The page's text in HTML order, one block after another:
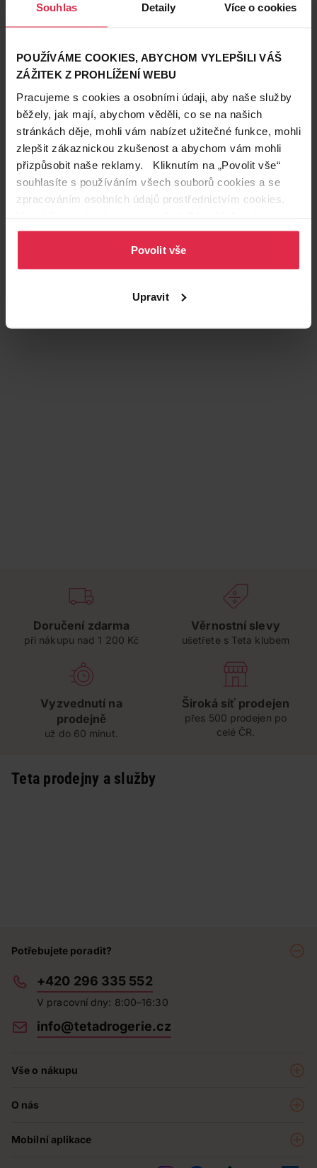
Souhlas Detaily Více o cookies
POUŽÍVÁME COOKIES, ABYCHOM VYLEPŠILI VÁŠ
ZÁŽITEK Z PROHLÍŽENÍ WEBU
Pracujeme s cookies a osobními údaji, aby naše služby
běžely, jak mají, abychom věděli, co se na našich
stránkách děje, mohli vám nabízet užitečné funkce, mohli
zlepšit zákaznickou zkušenost a abychom vám mohli
přizpůsobit naše reklamy. Kliknutím na „Povolit vše“
souhlasíte s používáním všech souborů cookies a se
zpracováním osobních údajů prostřednictvím cookies.
osobních údajů.
Povolit vše
Upravit
Zákazníci také často nakupují
Doručení zdarma
při nákupu nad 1 200 Kč
Věrnostní slevy
ušetřete s Teta klubem
Vyzvednutí na
prodejně
už do 60 minut.
Široká síť prodejen
přes 500 prodejen po
celé ČR.
Teta prodejny a služby
Potřebujete poradit?
+420 296 335 552
V pracovní dny: 8:00–16:30
info@tetadrogerie.cz
Vše o nákupu
Prodejny
O nás
Mobilní aplikace